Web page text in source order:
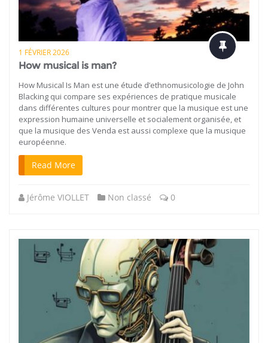
1 FÉVRIER 2026
How musical is man?
How Musical Is Man est une étude d’ethnomusicologie de John
Blacking qui compare ses expériences de pratique musicale
dans différentes cultures pour montrer que la musique est une
expression humaine universelle et socialement organisée, et
que la musique des Venda est aussi complexe que la musique
européenne.
Read More
Jérôme VIOLLET Non classé 0